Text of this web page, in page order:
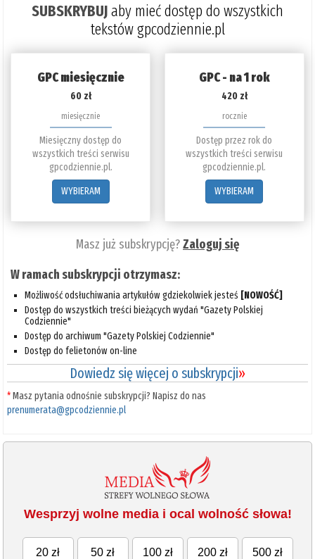
SUBSKRYBUJaby mieć dostęp do wszystkich
tekstów gpcodziennie.pl
GPC miesięcznie
60 zł
miesięcznie
Miesięczny dostęp do
wszystkich treści serwisu
gpcodziennie.pl.
WYBIERAM
GPC - na 1 rok
420 zł
rocznie
Dostęp przez rok do
wszystkich treści serwisu
gpcodziennie.pl.
WYBIERAM
Masz już subskrypcję?Zaloguj się
W ramach subskrypcji otrzymasz:
Możliwość odsłuchiwania artykułów gdziekolwiek jesteś [NOWOŚĆ]
Dostęp do wszystkich treści bieżących wydań "Gazety Polskiej
Codziennie"
Dostęp do archiwum "Gazety Polskiej Codziennie"
Dostęp do felietonów on-line
Dowiedz się więcej o subskrypcji»
*Masz pytania odnośnie subskrypcji? Napisz do nas
prenumerata@gpcodziennie.pl
Wesprzyj wolne media i ocal wolność słowa!
20 zł 50 zł 100 zł 200 zł 500 zł